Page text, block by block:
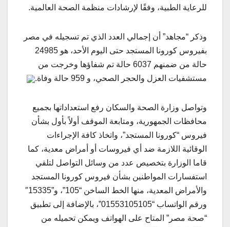
للرعاية الطبية، وفقًا لإرشادات منظمة الصحة العالمية.
وذكر “مجاهد” أن إجمالي العدد الذي تم تسجيله في مصر
بفيروس كورونا المستجد حتى اليوم الأحد، هو 24985
حالة من ضمنهم 6037 حالة تم شفاؤها وخرجت من
مستشفيات العزل والحجر الصحي، و 959 حالة وفاة.
وتواصل وزارة الصحة والسكان رفع استعداداتها بجميع
محافظات الجمهورية، ومتابعة الموقف أولاً بأول بشأن
فيروس “كورونا المستجد”، واتخاذ كافة الإجراءات
الوقائية اللازمة ضد أي فيروسات أو أمراض معدية، كما
قاما الوزارة بتخصيص عدد من وسائل التواصل لتلقي
استفسارات المواطنين بشأن فيروس كورونا المستجد
والأمراض المعدية، منها الخط الساخن “105”، و”15335″
ورقم الواتساب “01553105105”، بالإضافة إلى تطبيق
“صحة مصر” المتاح على الهواتف ويمكن تحميله من